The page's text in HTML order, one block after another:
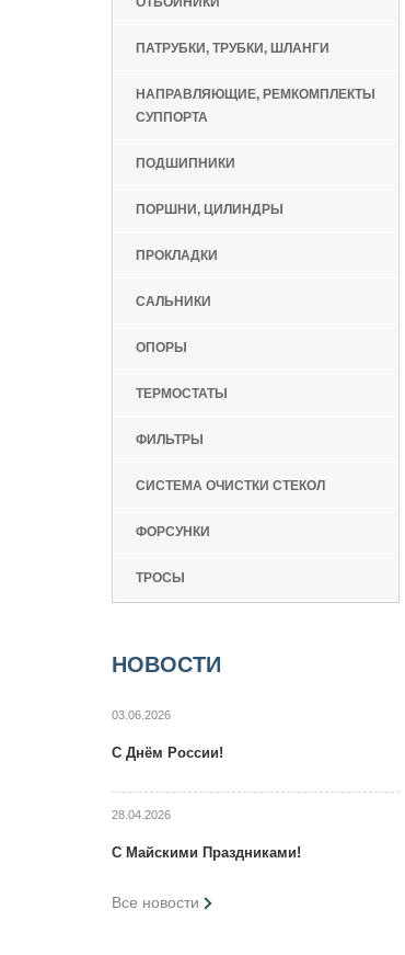
ПАТРУБКИ, ТРУБКИ, ШЛАНГИ
НАПРАВЛЯЮЩИЕ, РЕМКОМПЛЕКТЫ
СУППОРТА
ПОДШИПНИКИ
ПОРШНИ, ЦИЛИНДРЫ
ПРОКЛАДКИ
САЛЬНИКИ
ОПОРЫ
ТЕРМОСТАТЫ
ФИЛЬТРЫ
СИСТЕМА ОЧИСТКИ СТЕКОЛ
ФОРСУНКИ
ТРОСЫ
НОВОСТИ
03.06.2026
C Днём России!
28.04.2026
C Maйcкими Праздниками!
Все новости